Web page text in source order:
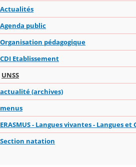
Actualités
Agenda public
Organisation pédagogique
CDI Etablissement
UNSS
actualité (archives)
menus
ERASMUS - Langues vivantes - Langues
Section natation